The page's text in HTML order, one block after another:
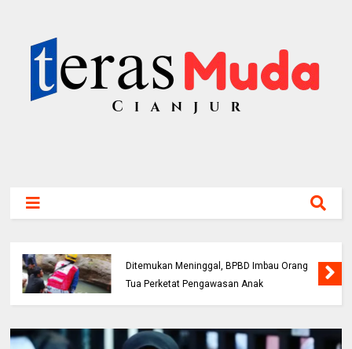
Ditemukan Meninggal, BPBD Imbau Orang
Tua Perketat Pengawasan Anak